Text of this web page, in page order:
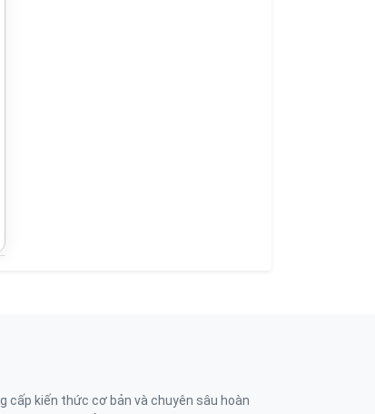
cấp kiến thức cơ bản và chuyên sâu hoàn